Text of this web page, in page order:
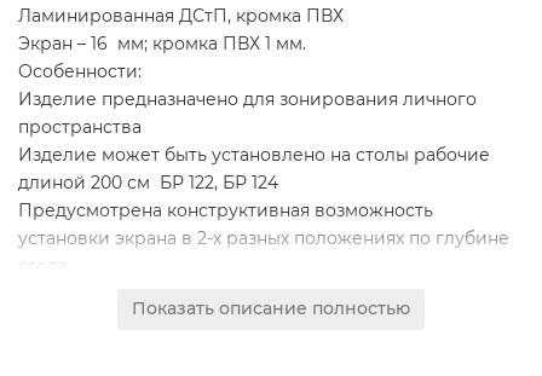
Ламинированная ДСтП, кромка ПВХ
Экран – 16 мм; кромка ПВХ 1 мм.
Особенности:
Изделие предназначено для зонирования личного
пространства
Изделие может быть установлено на столы рабочие
длиной 200 см БР 122, БР 124
Предусмотрена конструктивная возможность
установки экрана в 2-х разных положениях по глубине
стола
Поставляется в разобранном виде
Показать описание полностью